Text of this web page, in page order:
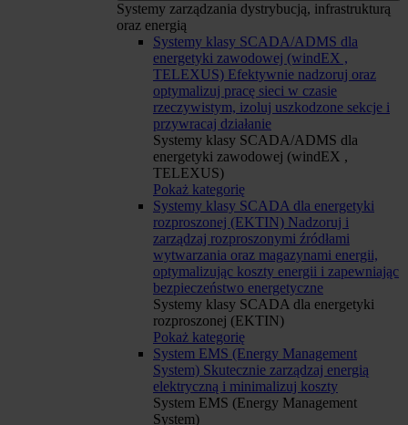
Systemy zarządzania dystrybucją, infrastrukturą
oraz energią
Systemy klasy SCADA/ADMS dla
energetyki zawodowej (windEX ,
TELEXUS) Efektywnie nadzoruj oraz
optymalizuj pracę sieci w czasie
rzeczywistym, izoluj uszkodzone sekcje i
przywracaj działanie
Systemy klasy SCADA/ADMS dla
energetyki zawodowej (windEX ,
TELEXUS)
Pokaż kategorię
Systemy klasy SCADA dla energetyki
rozproszonej (EKTIN) Nadzoruj i
zarządzaj rozproszonymi źródłami
wytwarzania oraz magazynami energii,
optymalizując koszty energii i zapewniając
bezpieczeństwo energetyczne
Systemy klasy SCADA dla energetyki
rozproszonej (EKTIN)
Pokaż kategorię
System EMS (Energy Management
System) Skutecznie zarządzaj energią
elektryczną i minimalizuj koszty
System EMS (Energy Management
System)